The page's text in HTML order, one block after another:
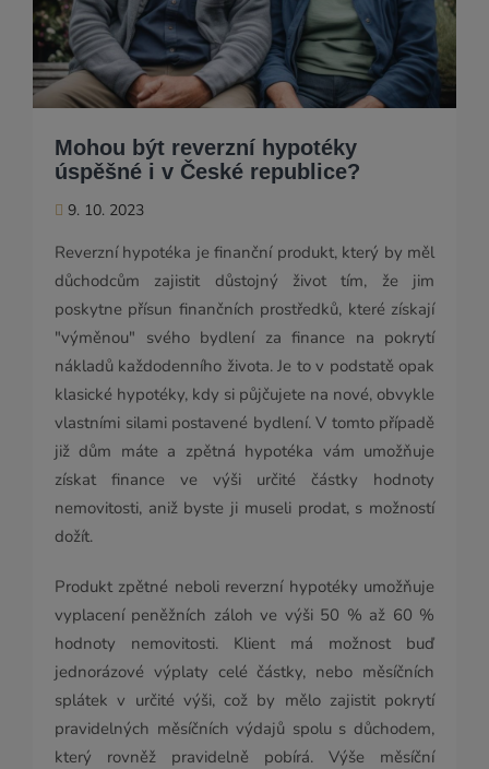
Mohou být reverzní hypotéky
úspěšné i v České republice?
9. 10. 2023
Reverzní hypotéka je finanční produkt, který by měl
důchodcům zajistit důstojný život tím, že jim
poskytne přísun finančních prostředků, které získají
"výměnou" svého bydlení za finance na pokrytí
nákladů každodenního života. Je to v podstatě opak
klasické hypotéky, kdy si půjčujete na nové, obvykle
vlastními silami postavené bydlení. V tomto případě
již dům máte a zpětná hypotéka vám umožňuje
získat finance ve výši určité částky hodnoty
nemovitosti, aniž byste ji museli prodat, s možností
dožít.
Produkt zpětné neboli reverzní hypotéky umožňuje
vyplacení peněžních záloh ve výši 50 % až 60 %
hodnoty nemovitosti. Klient má možnost buď
jednorázové výplaty celé částky, nebo měsíčních
splátek v určité výši, což by mělo zajistit pokrytí
pravidelných měsíčních výdajů spolu s důchodem,
který rovněž pravidelně pobírá. Výše měsíční